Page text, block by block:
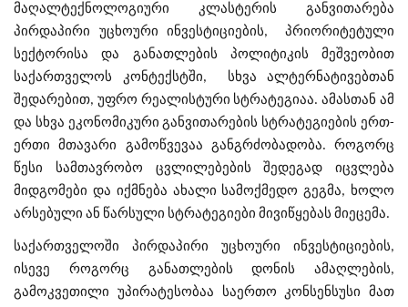
მაღალტექნოლოგიური კლასტერის განვითარება
პირდაპირი უცხოური ინვესტიციების, პრიორიტეტული
სექტორისა და განათლების პოლიტიკის მეშვეობით
საქართველოს კონტექსტში, სხვა ალტერნატივებთან
შედარებით, უფრო რეალისტური სტრატეგიაა. ამასთან ამ
და სხვა ეკონომიკური განვითარების სტრატეგიების ერთ-
ერთი მთავარი გამოწვევაა განგრძობადობა. როგორც
წესი სამთავრობო ცვლილებების შედეგად იცვლება
მიდგომები და იქმნება ახალი სამოქმედო გეგმა, ხოლო
არსებული ან წარსული სტრატეგიები მივიწყებას მიეცემა.
საქართველოში პირდაპირი უცხოური ინვესტიციების,
ისევე როგორც განათლების დონის ამაღლების,
გამოკვეთილი უპირატესობაა საერთო კონსენსუსი მათ